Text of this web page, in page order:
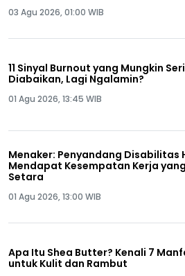
03 Agu 2026, 01:00 WIB
11 Sinyal Burnout yang Mungkin
Diabaikan, Lagi Ngalamin?
01 Agu 2026, 13:45 WIB
Menaker: Penyandang Disabilitas
Mendapat Kesempatan Kerja yang
Setara
01 Agu 2026, 13:00 WIB
Apa Itu Shea Butter? Kenali 7
untuk Kulit dan Rambut